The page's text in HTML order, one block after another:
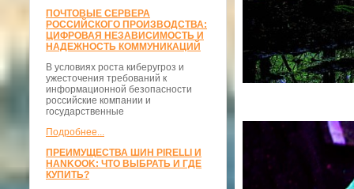
ПОЧТОВЫЕ СЕРВЕРА
РОССИЙСКОГО ПРОИЗВОДСТВА:
ЦИФРОВАЯ НЕЗАВИСИМОСТЬ И
НАДЕЖНОСТЬ КОММУНИКАЦИЙ
В условиях роста киберугроз и
ужесточения требований к
информационной безопасности
российские компании и
государственные
Подробнее...
ПРЕИМУЩЕСТВА ШИН PIRELLI И
HANKOOK: ЧТО ВЫБРАТЬ И ГДЕ
КУПИТЬ?